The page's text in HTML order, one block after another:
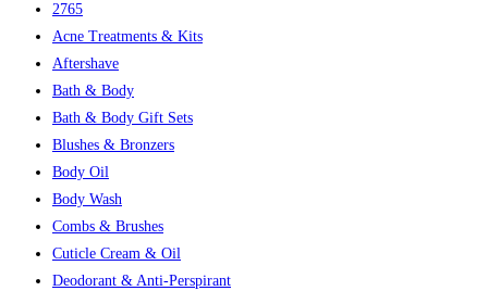
2765
Acne Treatments & Kits
Aftershave
Bath & Body
Bath & Body Gift Sets
Blushes & Bronzers
Body Oil
Body Wash
Combs & Brushes
Cuticle Cream & Oil
Deodorant & Anti-Perspirant